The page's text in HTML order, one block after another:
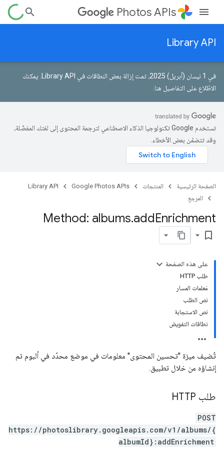
Photos APIs
Library API
في 1 نيسان (أبريل) 2025، تمت إزالة بعض النطاقات في Library API.
يمكنك
الاطّلاع على التفاصيل هنا
تستخدم Google تكنولوجيا الذكاء الاصطناعي لترجمة المحتوى إلى لغتك المفضّلة،
وقد تتضمّن بعض الأخطاء.
الصفحة الرئيسية المنتجات Google Photos APIs
Library API
المرجع
Method: albums.addEnrichment
bookmark_border
على هذه الصفحة
طلب HTTP
مَعلمات المسار
نص الطلب
نص الاستجابة
نطاقات التفويض
تُضيف ميزة "تحسين المحتوى" معلومات في موضع محدّد في ألبوم تم
إنشاؤه من خلال تطبيق.
طلب HTTP
POST
https://photoslibrary.googleapis.com/v1/albums/{
albumId}:addEnrichment